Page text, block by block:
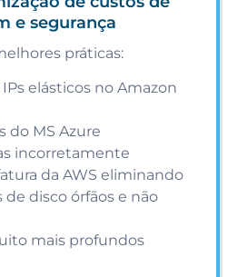
e segurança
práticas:
elásticos no Amazon
do MS Azure
incorretamente
da AWS eliminando
disco órfãos e não
mais profundos